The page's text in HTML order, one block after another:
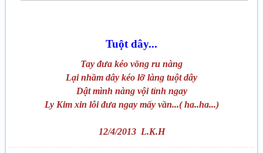
Tuột dây...
Tay đưa kéo võng ru nàng
Lại nhầm dây kéo lỡ làng tuột dây
Dật mình nàng vội tỉnh ngay
Ly Kim xin lỗi đưa ngay mấy vần...( ha..ha...)
12/4/2013 L.K.H